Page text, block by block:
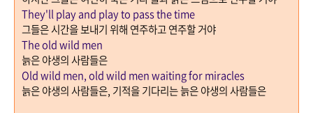
They'll play and play to pass the time
그들은 시간을 보내기 위해 연주하고 연주할 거야
The old wild men
늙은 야생의 사람들은
Old wild men, old wild men waiting for miracles
늙은 야생의 사람들은, 기적을 기다리는 늙은 야생의 사람들은